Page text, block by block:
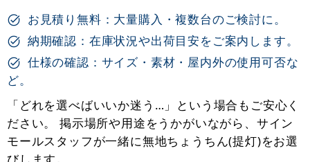
お見積り無料：大量購入・複数台のご検討に。
納期確認：在庫状況や出荷目安をご案内します。
仕様の確認：サイズ・素材・屋内外の使用可否な
ど。
「どれを選べばいいか迷う…」という場合もご安心く
ださい。 掲示場所や用途をうかがいながら、サイン
モールスタッフが一緒に無地ちょうちん(提灯)をお選
びします。